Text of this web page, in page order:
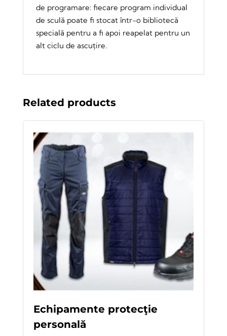
de programare: fiecare program individual
de sculă poate fi stocat într-o bibliotecă
specială pentru a fi apoi reapelat pentru un
alt ciclu de ascuțire.
Related products
Echipamente protecţie
personală